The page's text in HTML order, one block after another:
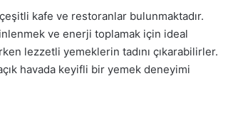
kafe ve restoranlar bulunmaktadır.
ve enerji toplamak için ideal
lezzetli yemeklerin tadını çıkarabilirler.
havada keyifli bir yemek deneyimi